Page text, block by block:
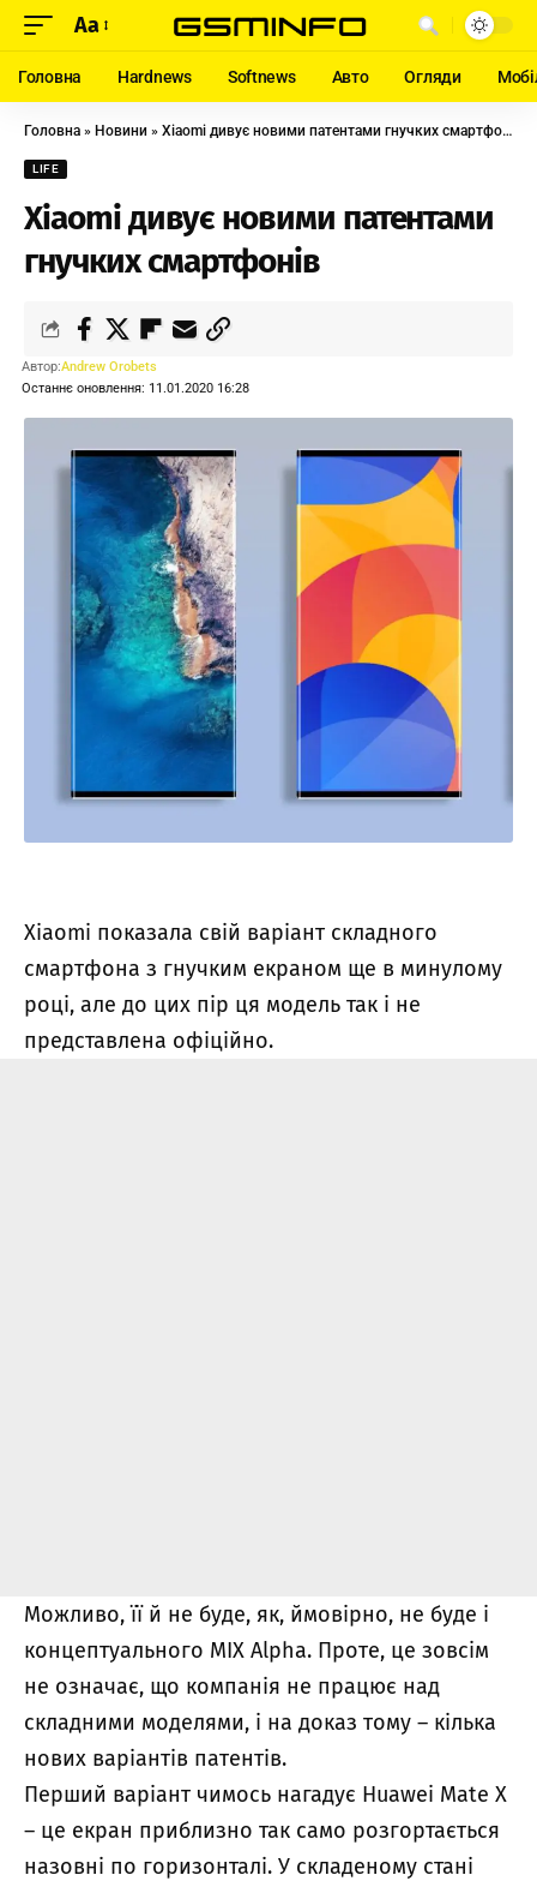
Aa
Головна Hardnews Softnews Авто Огляди
Головна » Новини » Xiaomi дивує новими патентами гнучких смартфонів
LIFE
Xiaomi дивує новими патентами
гнучких смартфонів
Останнє оновлення: 11.01.2020 16:28
Автор:Andrew Orobets
Xiaomi показала свій варіант складного
смартфона з гнучким екраном ще в минулому
році, але до цих пір ця модель так і не
представлена офіційно.
Можливо, її й не буде, як, ймовірно, не буде і
концептуального MIX Alpha. Проте, це зовсім
не означає, що компанія не працює над
складними моделями, і на доказ тому – кілька
нових варіантів патентів.
Перший варіант чимось нагадує Huawei Mate X
– це екран приблизно так само розгортається
назовні по горизонталі. У складеному стані